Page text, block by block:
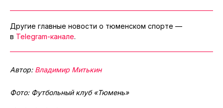
Другие главные новости о тюменском спорте —
в Telegram-канале.
Автор: Владимир Митькин
Фото: Футбольный клуб «Тюмень»